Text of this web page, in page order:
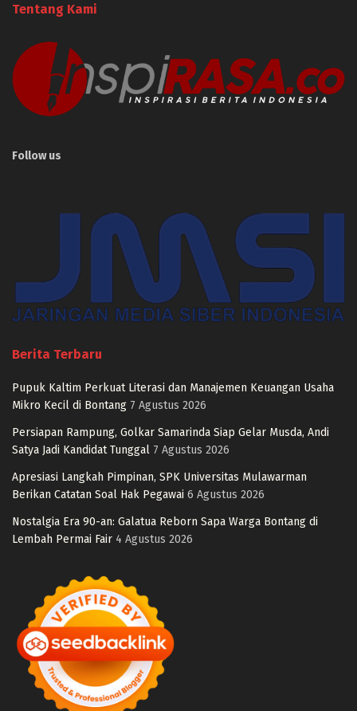
Tentang Kami
Follow us
Berita Terbaru
Pupuk Kaltim Perkuat Literasi dan Manajemen Keuangan Usaha
Mikro Kecil di Bontang 7 Agustus 2026
Persiapan Rampung, Golkar Samarinda Siap Gelar Musda, Andi
Satya Jadi Kandidat Tunggal 7 Agustus 2026
Apresiasi Langkah Pimpinan, SPK Universitas Mulawarman
Berikan Catatan Soal Hak Pegawai 6 Agustus 2026
Nostalgia Era 90-an: Galatua Reborn Sapa Warga Bontang di
Lembah Permai Fair 4 Agustus 2026